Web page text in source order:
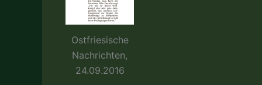
Ostfriesische
Nachrichten,
24.09.2016